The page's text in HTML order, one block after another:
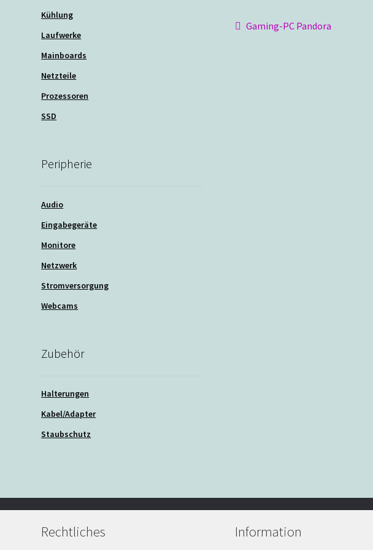
Beitragsnavigation
Vorheriger
Gaming-PC Pandora
Kühlung
Laufwerke
Mainboards
Netzteile
Prozessoren
SSD
Peripherie
Audio
Eingabegeräte
Monitore
Netzwerk
Stromversorgung
Webcams
Zubehör
Halterungen
Kabel/Adapter
Staubschutz
Rechtliches Information